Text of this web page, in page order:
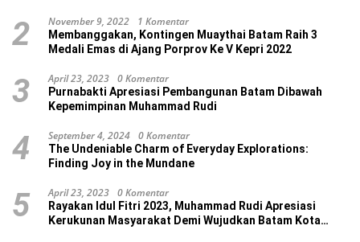
2 November 9, 2022 1 Komentar
Membanggakan, Kontingen Muaythai Batam Raih 3
Medali Emas di Ajang Porprov Ke V Kepri 2022
3 April 23, 2023 0 Komentar
Purnabakti Apresiasi Pembangunan Batam Dibawah
Kepemimpinan Muhammad Rudi
4 September 4, 2024 0 Komentar
The Undeniable Charm of Everyday Explorations:
Finding Joy in the Mundane
5 April 23, 2023 0 Komentar
Rayakan Idul Fitri 2023, Muhammad Rudi Apresiasi
Kerukunan Masyarakat Demi Wujudkan Batam Kota